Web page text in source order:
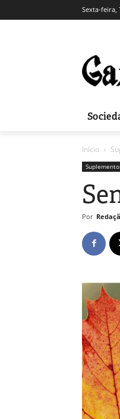
Sexta-feira,
Início
Por